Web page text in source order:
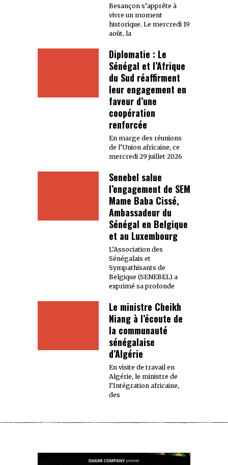
Besançon s’apprête à
vivre un moment
historique. Le mercredi 19
août, la
Diplomatie : Le
Sénégal et l’Afrique
du Sud réaffirment
leur engagement en
faveur d’une
coopération
renforcée
En marge des réunions
de l’Union africaine, ce
mercredi 29 juillet 2026
Senebel salue
l’engagement de SEM
Mame Baba Cissé,
Ambassadeur du
Sénégal en Belgique
et au Luxembourg
L’Association des
Sénégalais et
Sympathisants de
Belgique (SENEBEL) a
exprimé sa profonde
Le ministre Cheikh
Niang à l’écoute de
la communauté
sénégalaise
d’Algérie
En visite de travail en
Algérie, le ministre de
l’Intégration africaine,
des